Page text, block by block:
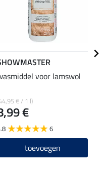
voor lamswol
€ / 1 l)
€
6
toevoegen